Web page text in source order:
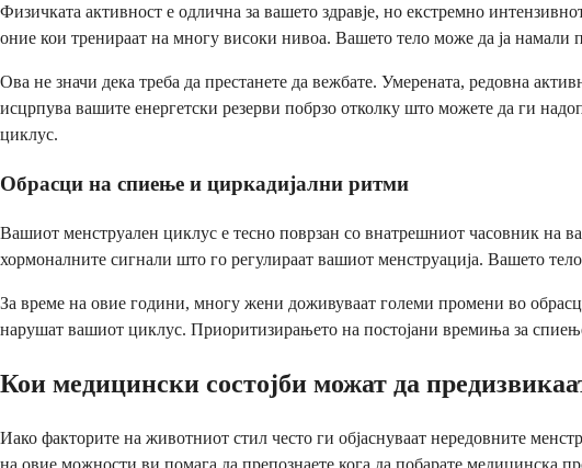
Физичката активност е одлична за вашето здравје, но екстремно
оние кои тренираат на многу високи нивоа. Вашето тело може да ја намали
Ова не значи дека треба да престанете да вежбате. Умерената, редовна
исцрпува вашите енергетски резерви побрзо отколку што можете да ги
циклус.
Обрасци на спиење и циркадијални ритми
Вашиот менструален циклус е тесно поврзан со внатрешниот часовник на
хормоналните сигнали што го регулираат вашиот менструација. Вашето
За време на овие години, многу жени доживуваат големи промени во
нарушат вашиот циклус. Приоритизирањето на постојани времиња за
Кои медицински состојби можат да
Иако факторите на животниот стил често ги објаснуваат нередовните